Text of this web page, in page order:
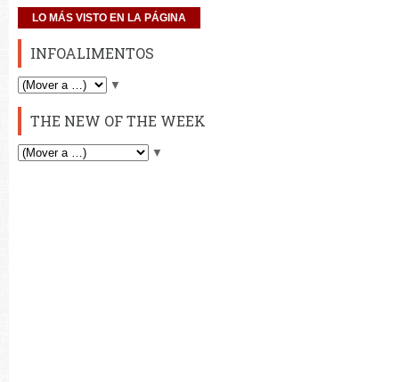
LO MÁS VISTO EN LA PÁGINA
INFOALIMENTOS
▼
THE NEW OF THE WEEK
▼